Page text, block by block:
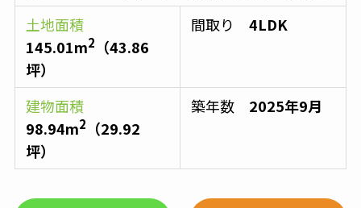
土地面積
145.01m2 （43.86
坪）
間取り4LDK
建物面積
98.94m2 （29.92
坪）
築年数 2025年9月